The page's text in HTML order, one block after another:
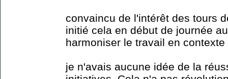
convaincu de l'intérêt des tours
initié cela en début de journée
harmoniser le travail en
je n'avais aucune idée de la